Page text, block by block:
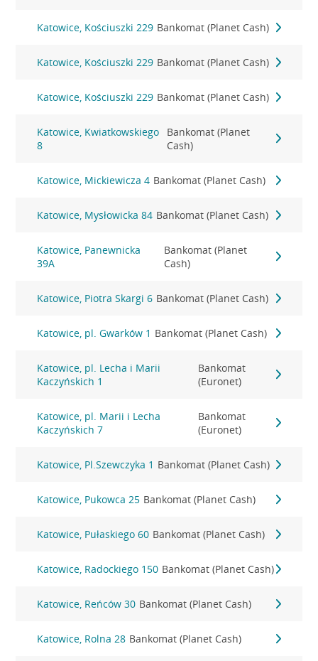
Katowice, Kościuszki 229 Bankomat (Planet Cash)
Katowice, Kościuszki 229 Bankomat (Planet Cash)
Katowice, Kościuszki 229 Bankomat (Planet Cash)
Katowice, Kwiatkowskiego
8
Bankomat (Planet
Cash)
Katowice, Mickiewicza 4 Bankomat (Planet Cash)
Katowice, Mysłowicka 84 Bankomat (Planet Cash)
Katowice, Panewnicka
39A
Bankomat (Planet
Cash)
Katowice, Piotra Skargi 6 Bankomat (Planet Cash)
Katowice, pl. Gwarków 1 Bankomat (Planet Cash)
Katowice, pl. Lecha i Marii
Kaczyńskich 1
Bankomat
(Euronet)
Katowice, pl. Marii i Lecha
Kaczyńskich 7
Bankomat
(Euronet)
Katowice, Pl.Szewczyka 1 Bankomat (Planet Cash)
Katowice, Pukowca 25 Bankomat (Planet Cash)
Katowice, Pułaskiego 60 Bankomat (Planet Cash)
Katowice, Radockiego 150 Bankomat (Planet Cash)
Katowice, Reńców 30 Bankomat (Planet Cash)
Katowice, Rolna 28 Bankomat (Planet Cash)